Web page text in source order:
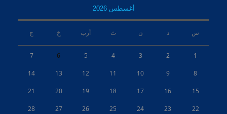
أغسطس 2026
س د ن ث أرب خ ج
1
2
3
4
5
6
7
8
9
10
11
12
13
14
15
16
17
18
19
20
21
22
23
24
25
26
27
28